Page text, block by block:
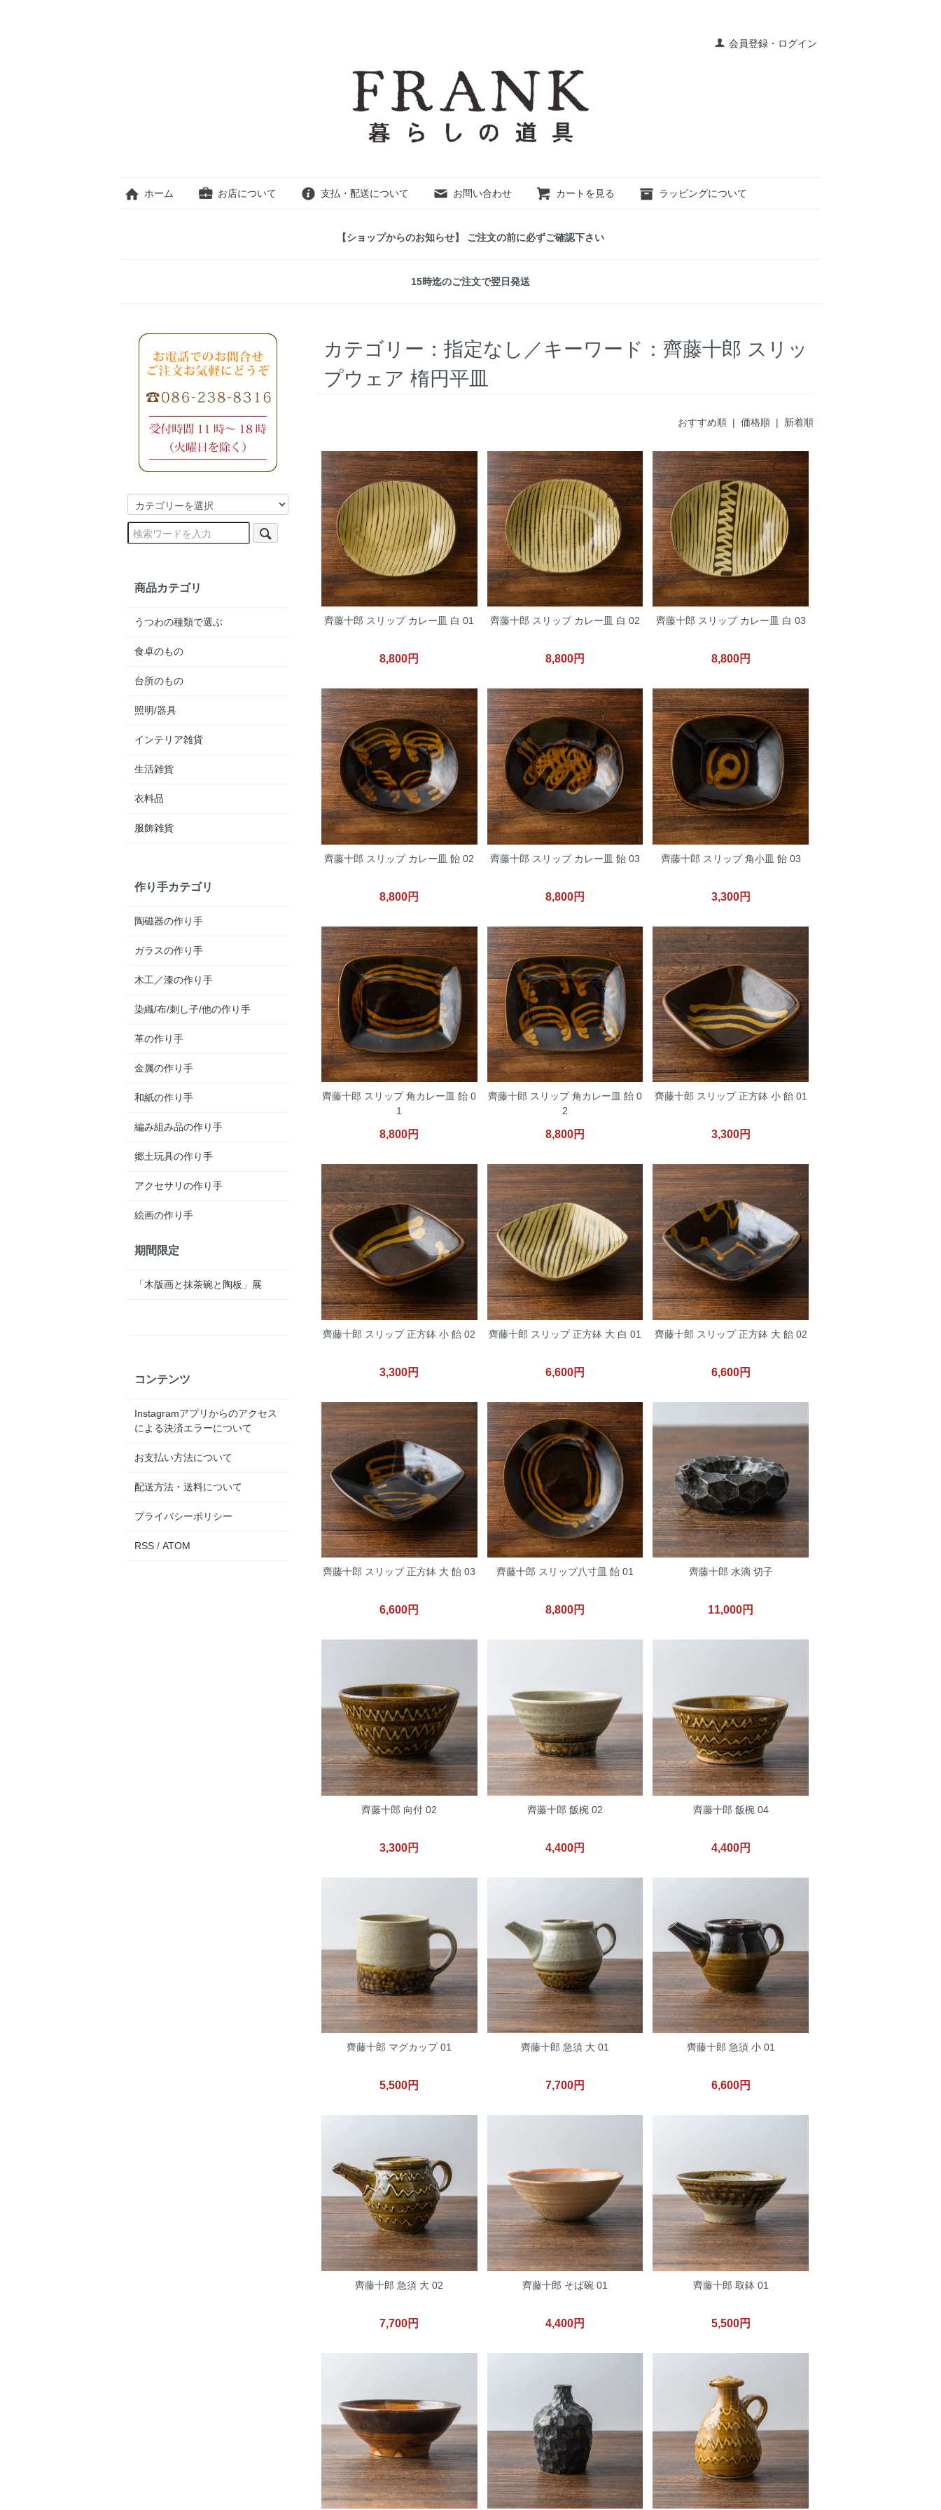
会員登録・ログイン
ホーム お店について 支払・配送について お問い合わせ カートを見る ラッピングについて
【ショップからのお知らせ】 ご注文の前に必ずご確認下さい
15時迄のご注文で翌日発送
カテゴリー：指定なし／キーワード：齊藤十郎 スリッ
プウェア 楕円平皿
おすすめ順 | 価格順 | 新着順
齊藤十郎 スリップ カレー皿 白 01
8,800円
齊藤十郎 スリップ カレー皿 白 02
8,800円
齊藤十郎 スリップ カレー皿 白 03
8,800円
齊藤十郎 スリップ カレー皿 飴 02
8,800円
齊藤十郎 スリップ カレー皿 飴 03
8,800円
齊藤十郎 スリップ 角小皿 飴 03
3,300円
齊藤十郎 スリップ 角カレー皿 飴 0
1
8,800円
齊藤十郎 スリップ 角カレー皿 飴 0
2
8,800円
齊藤十郎 スリップ 正方鉢 小 飴 01
3,300円
齊藤十郎 スリップ 正方鉢 小 飴 02
3,300円
齊藤十郎 スリップ 正方鉢 大 白 01
6,600円
齊藤十郎 スリップ 正方鉢 大 飴 02
6,600円
齊藤十郎 スリップ 正方鉢 大 飴 03
6,600円
齊藤十郎 スリップ八寸皿 飴 01
8,800円
齊藤十郎 水滴 切子
11,000円
齊藤十郎 向付 02
3,300円
齊藤十郎 飯椀 02
4,400円
齊藤十郎 飯椀 04
4,400円
齊藤十郎 マグカップ 01
5,500円
齊藤十郎 急須 大 01
7,700円
齊藤十郎 急須 小 01
6,600円
齊藤十郎 急須 大 02
7,700円
齊藤十郎 そば碗 01
4,400円
齊藤十郎 取鉢 01
5,500円
商品カテゴリ
うつわの種類で選ぶ
食卓のもの
台所のもの
照明/器具
インテリア雑貨
生活雑貨
衣料品
服飾雑貨
作り手カテゴリ
陶磁器の作り手
ガラスの作り手
木工／漆の作り手
染織/布/刺し子/他の作り手
革の作り手
金属の作り手
和紙の作り手
編み組み品の作り手
郷土玩具の作り手
アクセサリの作り手
絵画の作り手
期間限定
「木版画と抹茶碗と陶板」展
コンテンツ
Instagramアプリからのアクセス
による決済エラーについて
お支払い方法について
配送方法・送料について
プライバシーポリシー
RSS / ATOM